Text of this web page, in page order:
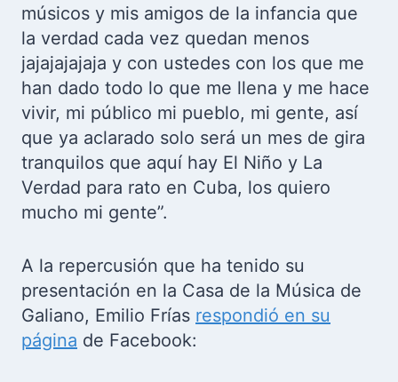
músicos y mis amigos de la infancia que
la verdad cada vez quedan menos
jajajajajaja y con ustedes con los que me
han dado todo lo que me llena y me hace
vivir, mi público mi pueblo, mi gente, así
que ya aclarado solo será un mes de gira
tranquilos que aquí hay El Niño y La
Verdad para rato en Cuba, los quiero
mucho mi gente”.
A la repercusión que ha tenido su
presentación en la Casa de la Música de
Galiano, Emilio Frías respondió en su
página de Facebook: